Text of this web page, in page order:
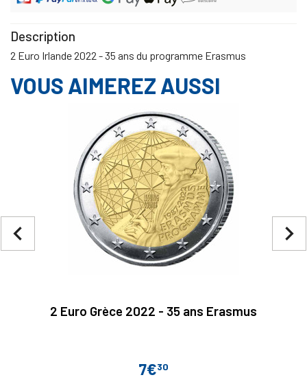
Description
2 Euro Irlande 2022 - 35 ans du programme Erasmus
VOUS AIMEREZ AUSSI
2 Euro Grèce 2022 - 35 ans Erasmus
Prix
7€30
navigate_next
navigate_before